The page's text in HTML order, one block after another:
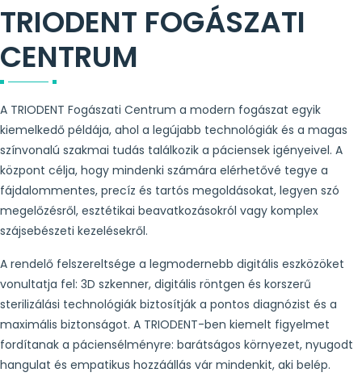
TRIODENT FOGÁSZATI
CENTRUM
A TRIODENT Fogászati Centrum a modern fogászat egyik
kiemelkedő példája, ahol a legújabb technológiák és a magas
színvonalú szakmai tudás találkozik a páciensek igényeivel. A
központ célja, hogy mindenki számára elérhetővé tegye a
fájdalommentes, precíz és tartós megoldásokat, legyen szó
megelőzésről, esztétikai beavatkozásokról vagy komplex
szájsebészeti kezelésekről.
A rendelő felszereltsége a legmodernebb digitális eszközöket
vonultatja fel: 3D szkenner, digitális röntgen és korszerű
sterilizálási technológiák biztosítják a pontos diagnózist és a
maximális biztonságot. A TRIODENT-ben kiemelt figyelmet
fordítanak a páciensélményre: barátságos környezet, nyugodt
hangulat és empatikus hozzáállás vár mindenkit, aki belép.